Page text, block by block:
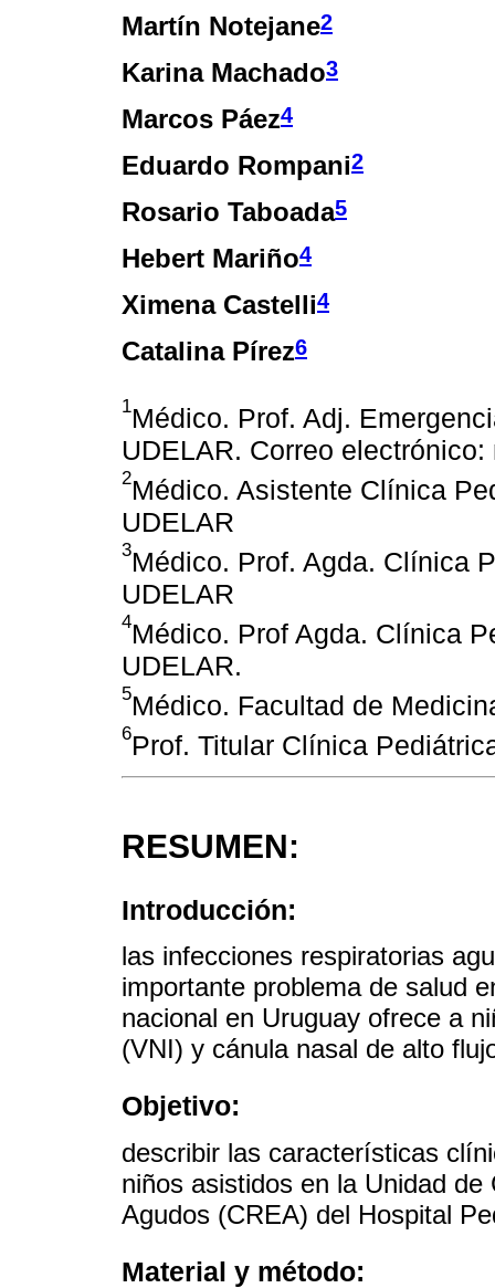
Martín Notejane2
Karina Machado3
Marcos Páez4
Eduardo Rompani2
Rosario Taboada5
Hebert Mariño4
Ximena Castelli4
Catalina Pírez6
1Médico. Prof. Adj.
UDELAR. Correo
2Médico. Asistente Clínica
UDELAR
3Médico. Prof. Agda. Clínica
UDELAR
4Médico. Prof Agda. Clínica
UDELAR.
5Médico. Facultad de
6Prof. Titular Clínica
RESUMEN:
Introducción:
las infecciones respiratorias
importante problema de salud
nacional en Uruguay ofrece a
(VNI) y cánula nasal de alto
Objetivo:
describir las características
niños asistidos en la Unidad
Agudos (CREA) del Hospital
Material y método: